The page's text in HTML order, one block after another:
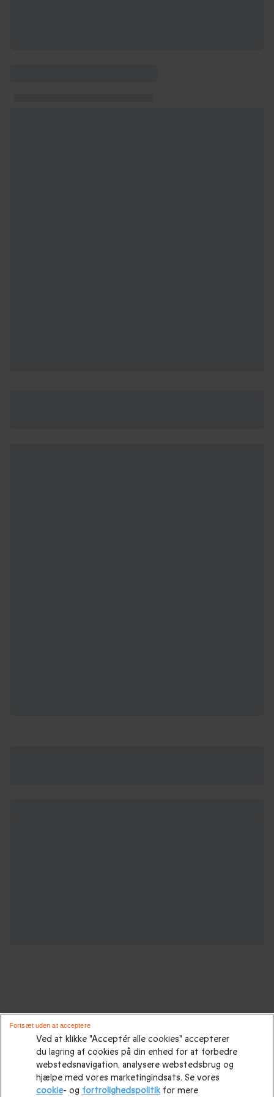
Oplevelsesgaver til enhver lejlighed :
Gaveidéer|Gaveidéer til ham |Gaver til hende|Gaver til
|Fødselsdagsgaver|Morsdagsgave| Farsdagsgaver
Ved at klikke "Acceptér alle cookies" accepterer
du lagring af cookies på din enhed for at forbedre
webstedsnavigation, analysere webstedsbrug og
hjælpe med vores marketingindsats. Se vores
cookie- og fortrolighedspolitikfor mere
Fortsæt uden at acceptere